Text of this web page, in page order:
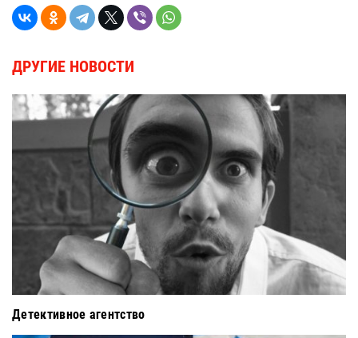
ДРУГИЕ НОВОСТИ
Детективное агентство